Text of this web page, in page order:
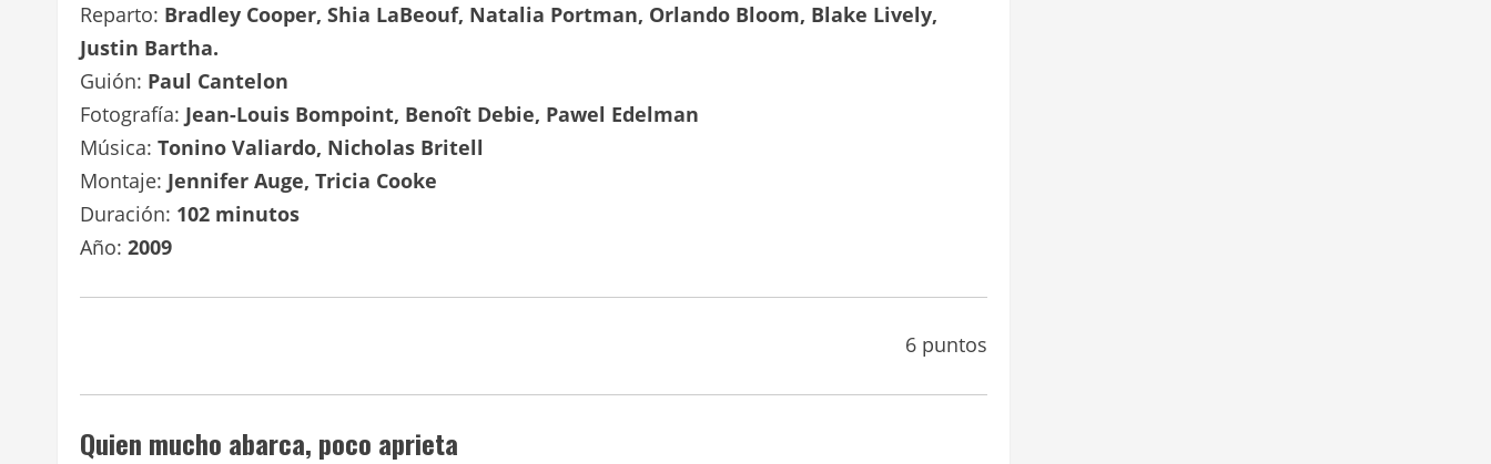
Reparto: Bradley Cooper, Shia LaBeouf, Natalia Portman, Orlando Bloom, Blake Lively,
Justin Bartha.
Guión: Paul Cantelon
Fotografía: Jean-Louis Bompoint, Benoît Debie, Pawel Edelman
Música: Tonino Valiardo, Nicholas Britell
Montaje: Jennifer Auge, Tricia Cooke
Duración: 102 minutos
Año: 2009
6 puntos
Quien mucho abarca, poco aprieta